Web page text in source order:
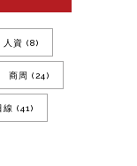
人資 (8)
商周 (24)
線 (41)